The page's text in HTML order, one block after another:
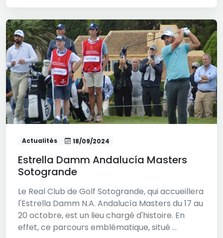
Actualités 18/09/2024
Estrella Damm Andalucía Masters
Sotogrande
Le Real Club de Golf Sotogrande, qui accueillera
l'Estrella Damm N.A. Andalucía Masters du 17 au
20 octobre, est un lieu chargé d'histoire. En
effet, ce parcours emblématique, situé ...